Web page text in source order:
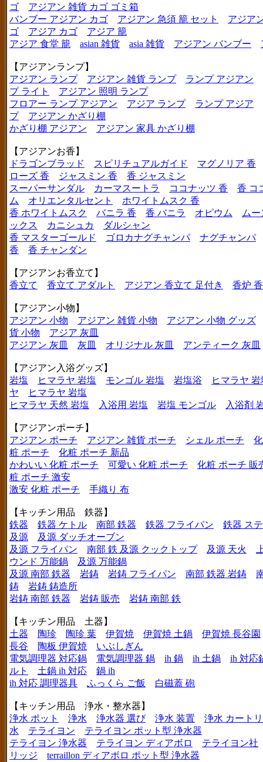
ゴ
アジアン 雑貨 カゴ ゴミ箱
バンブー アジアン カゴ
アジアン 急須 籠 セット
アジア
ゴ
アジア カゴ
アジア 籠
アジア 食堂 籠
asian 雑貨 asia 雑貨 アジアン バンブー
【アジアンランプ】
アジアン ランプ
アジアン 雑貨 ランプ
ランプ アジアン
プ ライト
アジアン 照明 ランプ
フロアー ランプ アジアン
アジア ランプ
ランプ アジア
プ
アジアン かざり棚
かざり棚 アジアン
アジアン 家具 かざり棚
【アジアンお香】
ドラゴンブラッド
スピリチュアルガイド
マグノリア 香
ローズ 香
ジャスミン 香
香 ジャスミン
スーパーサンダル
カーマスートラ ココナッツ 香
香 コ
ム
オリエンタルセント
ホワイトムスク 香
香 ホワイトムスク
バニラ 香 香 バニラ オピウム
ムー
ックス
カニシュカ
ダルシャン
香 マスターゴールド
ゴロカナグチャンパ
ナグチャンパ
香
香 チャンダン
【アジアンお香立て】
香立て
香立て アダルト アジアン 香立て 足付き 香炉
【アジアン小物】
アジアン 小物
アジアン 雑貨 小物
アジアン 小物 グッズ
貨 小物
アジア 灰皿
アジアン 灰皿
灰皿 オリジナル 灰皿 アンティーク 灰皿
【アジアン入浴グッズ】
岩塩
ヒマラヤ 岩塩 モンゴル 岩塩 岩塩浴
ヒマラヤ
ヤ
ヒマラヤ 岩塩
ヒマラヤ 天然 岩塩
入浴用 岩塩 岩塩 モンゴル 入浴剤
【アジアンポーチ】
アジアン ポーチ
アジアン 雑貨 ポーチ シェル ポーチ
粧 ポーチ
化粧 ポーチ 新品
かわいい 化粧 ポーチ
可愛い 化粧 ポーチ
化粧 ポーチ 販
粧 ポーチ 激安
激安 化粧 ポーチ
手織り 布
【キッチン用品 鉄器】
鉄器
鉄器 ケトル 南部 鉄器 鉄器 フライパン
鉄器 ス
及源
及源 ダッチオーブン
及源 フライパン
南部 鉄 及源 クックトップ 及源 天火
ウンド 万能鍋
及源 万能鍋
及源 南部 鉄器
岩鋳 岩鋳 フライパン 南部 鉄器 岩鋳
鋳
岩鋳 鋳造所
岩鋳 南部 鉄器
岩鋳 販売 岩鋳 南部 鉄
【キッチン用品 土器】
土器
陶珍 陶珍 葉 伊賀焼 伊賀焼 土鍋
伊賀焼 長谷園
長谷
陶板 伊賀焼
いぶしぎん
電気調理器 対応鍋
電気調理器 鍋 ih 鍋 ih 土鍋
ih 対応
ルト
土鍋 ih 対応
鍋 ih
ih 対応 調理器具
ふっくら ご飯 白磁蓋 砲
【キッチン用品 浄水・整水器】
浄水 ポット
浄水 浄水器 選び 浄水 装置
浄水 カート
水
テライヨン
テライヨン ポット型 浄水器
テライヨン 浄水器
テライヨン ディアボロ
テライヨン社
リッジ
terraillon ディアボロ ポット型 浄水器